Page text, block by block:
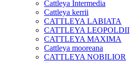
Cattleya Intermedia
Cattleya kerrii
CATTLEYA LABIATA
CATTLEYA LEOPOLDII
CATTLEYA MAXIMA
Cattleya mooreana
CATTLEYA NOBILIOR